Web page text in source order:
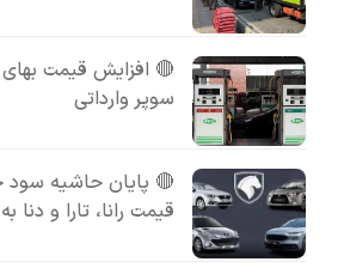
🔴 افزایش قیمت
سوپر وارداتی
🔴 پایان حاشیه سود
قیمت رانا، تارا و دنا